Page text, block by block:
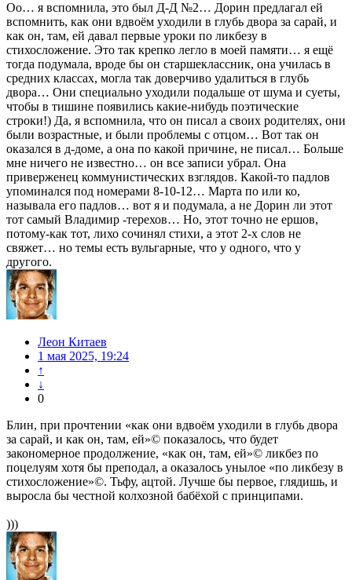
Оо… я вспомнила, это был Д-Д №2… Дорин предлагал ей
вспомнить, как они вдвоём уходили в глубь двора за сарай, и
как он, там, ей давал первые уроки по ликбезу в
стихосложение. Это так крепко легло в моей памяти… я ещё
тогда подумала, вроде бы он старшеклассник, она училась в
средних классах, могла так доверчиво удалиться в глубь
двора… Они специально уходили подальше от шума и суеты,
чтобы в тишине появились какие-нибудь поэтические
строки!) Да, я вспомнила, что он писал а своих родителях, они
были возрастные, и были проблемы с отцом… Вот так он
оказался в д-доме, а она по какой причине, не писал… Больше
мне ничего не известно… он все записи убрал. Она
приверженец коммунистических взглядов. Какой-то падлов
упоминался под номерами 8-10-12… Марта по или ко,
называла его падлов… вот я и подумала, а не Дорин ли этот
тот самый Владимир -терехов… Но, этот точно не ершов,
потому-как тот, лихо сочинял стихи, а этот 2-х слов не
свяжет… но темы есть вульгарные, что у одного, что у
другого.
Леон Китаев
1 мая 2025, 19:24
↑
↓
0
Блин, при прочтении «как они вдвоём уходили в глубь двора
за сарай, и как он, там, ей»© показалось, что будет
закономерное продолжение, «как он, там, ей»© ликбез по
поцелуям хотя бы преподал, а оказалось унылое «по ликбезу в
стихосложение»©. Тьфу, ацтой. Лучше бы первое, глядишь, и
выросла бы честной колхозной бабёхой с принципами.
)))